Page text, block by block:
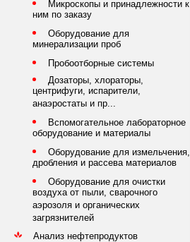
Микроскопы и принадлежности к
ним по заказу
Оборудование для
минерализации проб
Пробоотборные системы
Дозаторы, хлораторы,
центрифуги, испарители,
анаэростаты и пр...
Вспомогательное лабораторное
оборудование и материалы
Оборудование для измельчения,
дробления и рассева материалов
Оборудование для очистки
воздуха от пыли, сварочного
аэрозоля и органических
загрязнителей
Анализ нефтепродуктов